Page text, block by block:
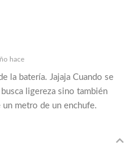
hace
la batería. Jajaja Cuando se
ligereza sino también
un metro de un enchufe.